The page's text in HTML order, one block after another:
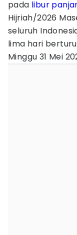
pada libur
Hijriah/2026
seluruh
lima hari
Minggu 31 Mei